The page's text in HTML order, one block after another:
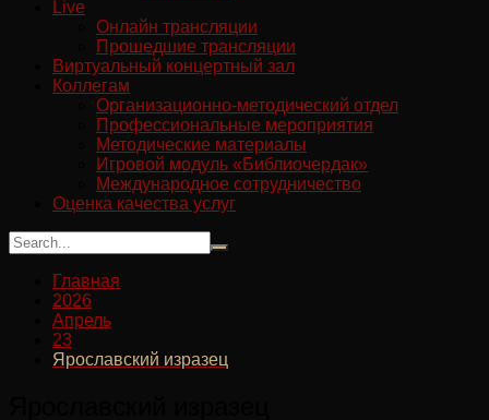
Live
Онлайн трансляции
Прошедшие трансляции
Виртуальный концертный зал
Коллегам
Организационно-методический отдел
Профессиональные мероприятия
Методические материалы
Игровой модуль «Библиочердак»
Международное сотрудничество
Оценка качества услуг
Главная
2026
Апрель
23
Ярославский изразец